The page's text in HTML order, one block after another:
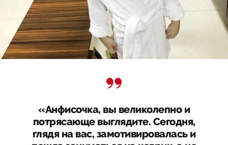
«Анфисочка, вы великолепно и
потрясающе выглядите. Сегодня,
глядя на вас, замотивировалась и